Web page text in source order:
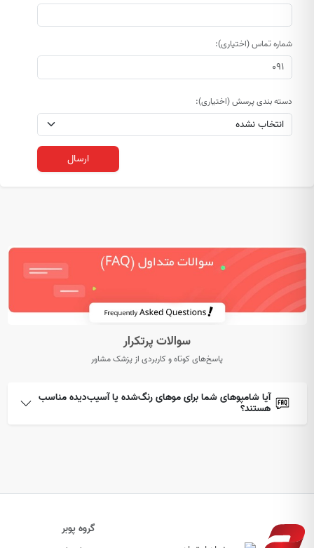
شماره تماس (اختیاری):
دسته بندی پرسش (اختیاری):
ارسال
سوالات پرتکرار
پاسخ‌های کوتاه و کاربردی از پزشک مشاور
آیا شامپوهای شما برای موهای رنگ‌شده یا آسیب‌دیده مناسب
هستند؟
گروه پوبر